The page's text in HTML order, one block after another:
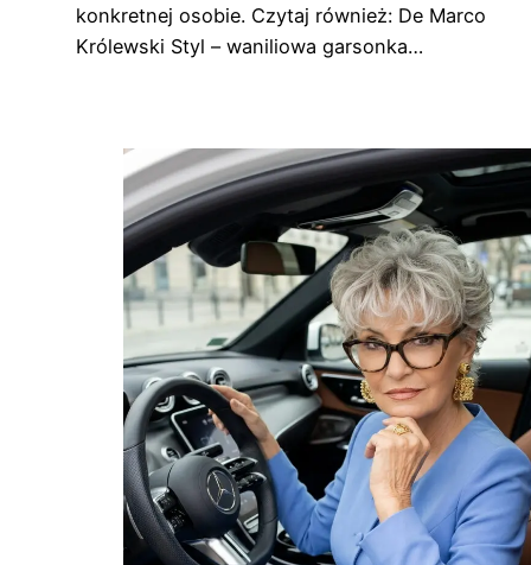
konkretnej osobie. Czytaj również: De Marco
Królewski Styl – waniliowa garsonka…